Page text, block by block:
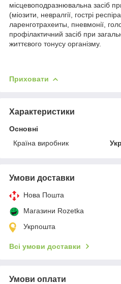
місцевоподразнювальна засіб
(міозити, невралгії, гострі
ларенготрахеиты, пневмонії,
профілактичний засіб при
життєвого тонусу організму.
Приховати
Характеристики
Основні
Країна виробник
Умови доставки
Нова Пошта
Магазини Rozetka
Укрпошта
Всі умови доставки
Умови оплати